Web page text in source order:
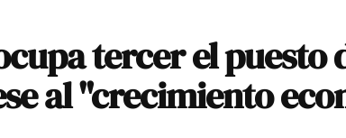
tercer el puesto
al "crecimiento